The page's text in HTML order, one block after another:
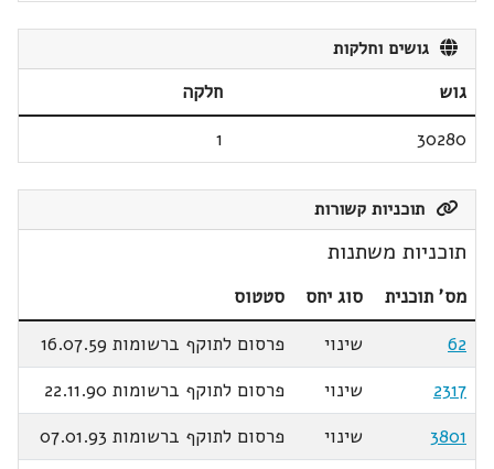
גושים וחלקות
גוש
חלקה
30280
1
תוכניות קשורות
תוכניות משתנות
מס' תוכנית סוג יחס
סטטוס
62
שינוי
פרסום לתוקף ברשומות 16.07.59
2317
שינוי
פרסום לתוקף ברשומות 22.11.90
3801
שינוי
פרסום לתוקף ברשומות 07.01.93